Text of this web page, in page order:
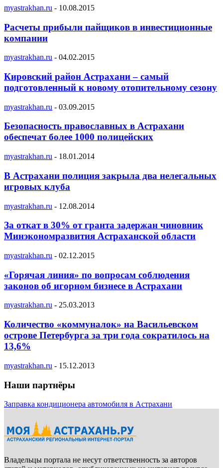
myastrakhan.ru - 10.08.2015
Расчеты прибыли пайщиков в инвестиционные
компании
myastrakhan.ru - 04.02.2015
Кировский район Астрахани – самый
подготовленный к новому отопительному сезону
myastrakhan.ru - 03.09.2015
Безопасность православных в Астрахани
обеспечат более 1000 полицейских
myastrakhan.ru - 18.01.2014
В Астрахани полиция закрыла два нелегальных
игровых клуба
myastrakhan.ru - 12.08.2014
За откат в 30% от гранта задержан чиновник
Минэкономразвития Астраханской области
myastrakhan.ru - 02.12.2015
«Горячая линия» по вопросам соблюдения
законов об игорном бизнесе в Астрахани
myastrakhan.ru - 25.03.2013
Количество «коммуналок» на Васильевском
острове Петербурга за три года сократилось на
13,6%
myastrakhan.ru - 15.12.2013
Наши партнёры
Заправка кондиционера автомобиля в Астрахани
Владельцы портала не несут ответственность за авторов